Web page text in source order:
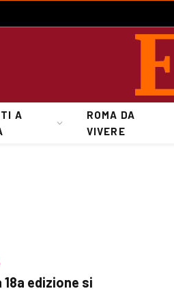
A
ROMA DA
VIVERE
edizione si